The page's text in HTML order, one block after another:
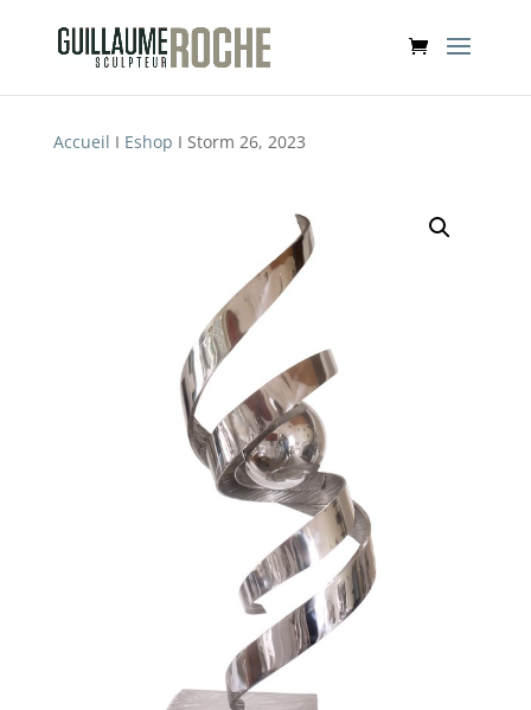
Accueil I Eshop I Storm 26, 2023